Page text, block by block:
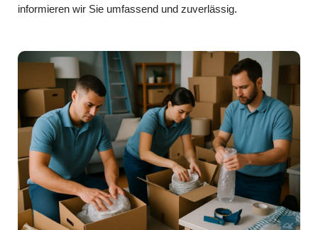
informieren wir Sie umfassend und zuverlässig.